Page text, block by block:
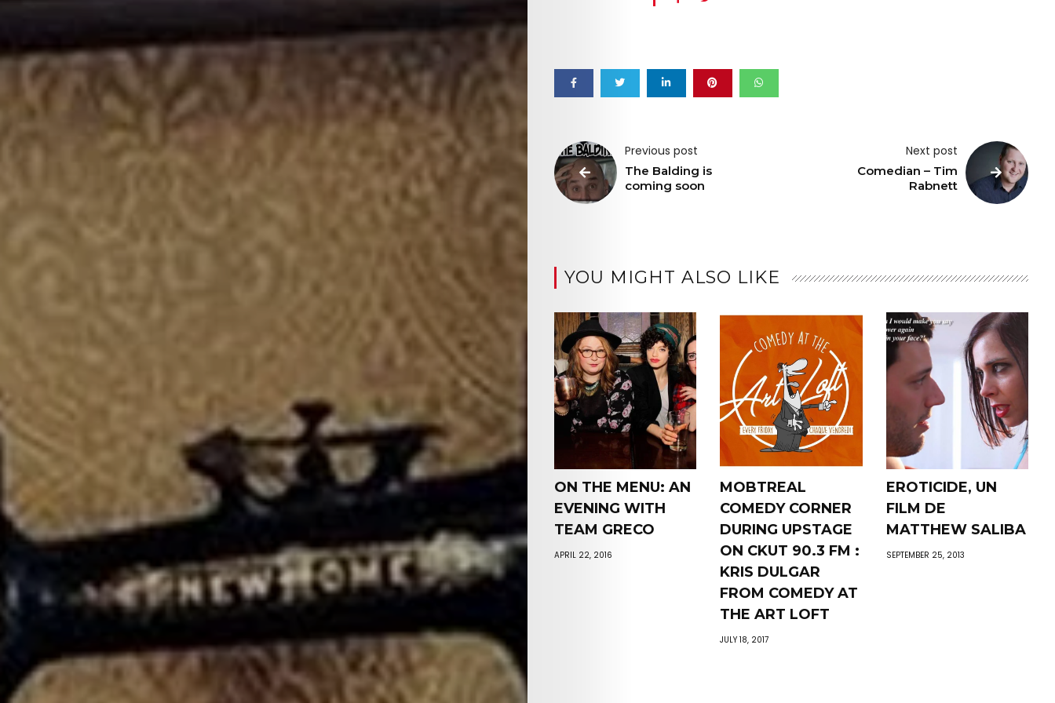
Previous post
The Balding is
coming soon
Next post
Comedian – Tim
Rabnett
YOU MIGHT ALSO LIKE
ON THE MENU: AN
EVENING WITH
TEAM GRECO
APRIL 22, 2016
MOBTREAL
COMEDY CORNER
DURING UPSTAGE
ON CKUT 90.3 FM :
KRIS DULGAR
FROM COMEDY AT
THE ART LOFT
JULY 18, 2017
EROTICIDE, UN
FILM DE
MATTHEW SALIBA
SEPTEMBER 25, 2013